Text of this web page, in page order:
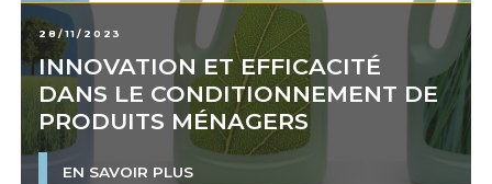
28/11/2023
INNOVATION ET EFFICACITÉ
DANS LE CONDITIONNEMENT DE
PRODUITS MÉNAGERS
EN SAVOIR PLUS